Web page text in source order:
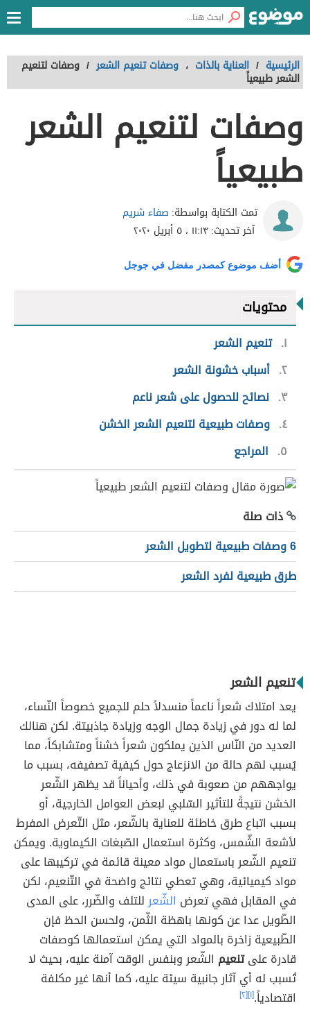
الرئيسية / العناية بالذات ، وصفات تنعيم الشعر / وصفات لتنعيم
الشعر طبيعياً
وصفات لتنعيم الشعر
طبيعياً
تمت الكتابة بواسطة: صفاء شريم
آخر تحديث:١١:١٣ ، ٥ أبريل ٢٠٢٠
أضف موضوع كمصدر مفضل في جوجل
محتويات
١ تنعيم الشعر
٢ أسباب خشونة الشعر
٣ نصائح للحصول على شعر ناعم
٤ وصفات طبيعية لتنعيم الشعر الخشن
٥
المراجع
ذات صلة
6 وصفات طبيعية لتطويل الشعر
طرق طبيعية لفرد الشعر
تنعيم الشعر
يعد امتلاك شعراً ناعماً منسدلاً حلم للجميع خصوصاً النّساء،
لما له دور في زيادة جمال الوجه وزيادة جاذبيتة. لكن هنالك
العديد من النّاس الذين يملكون شعراً خشناً ومتشابكاً، مما
يُسبب لهم حالة من الانزعاج حول كيفية تصفيفه، بسبب ما
يواجههم من صعوبة في ذلك، وأحياناً قد يظهر الشّعر
الخشن نتيجةً للتأثير السّلبي لبعض العوامل الخارجية، أو
بسبب اتباع طرق خاطئة للعناية بالشّعر، مثل التّعرض المفرط
لأشعة الشّمس، وكثرة استعمال الصّبغات الكيماوية. ويمكن
تنعيم الشّعر باستعمال مواد معينة قائمة في تركيبها على
مواد كيميائية، وهي تعطي نتائج واضحة في التّنعيم، لكن
في المقابل فهي تعرض الشّعرللتلف والضّرر، على المدى
الطّويل عدا عن كونها باهظة الثّمن، ولحسن الحظ فإن
الطّبيعية زاخرة بالمواد التي يمكن استعمالها كوصفات
قادرة علىتنعيم الشّعر وبنفس الوقت آمنة عليه، بحيث لا
تُسبب له أي آثار جانبية سيئة عليه، كما أنها غير مكلفة
اقتصادياً.[١] [٢]